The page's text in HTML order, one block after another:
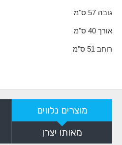
גובה 57 ס"מ
אורך 40 ס"מ
רוחב 51 ס"מ
מוצרים נלווים
מאותו יצרן